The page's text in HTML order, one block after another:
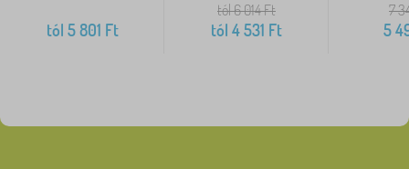
tól 5 801 Ft
tól 6 014Ft
tól 4 531 Ft
7
5